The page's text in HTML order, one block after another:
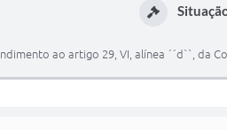
ao artigo 29, VI, alínea ´´d``, da